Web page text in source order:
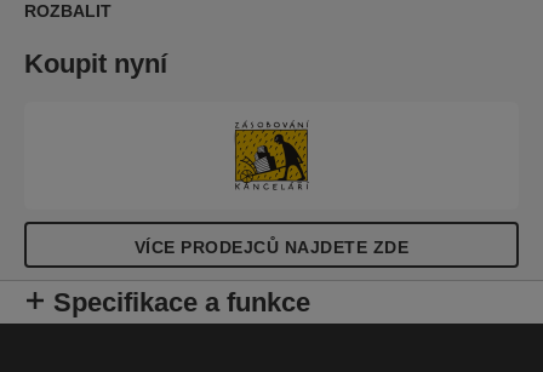
ROZBALIT
Koupit nyní
VÍCE PRODEJCŮ NAJDETE ZDE
Specifikace a funkce